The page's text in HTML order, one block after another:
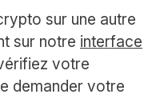
sur une autre
sur notre interface
votre
demander votre